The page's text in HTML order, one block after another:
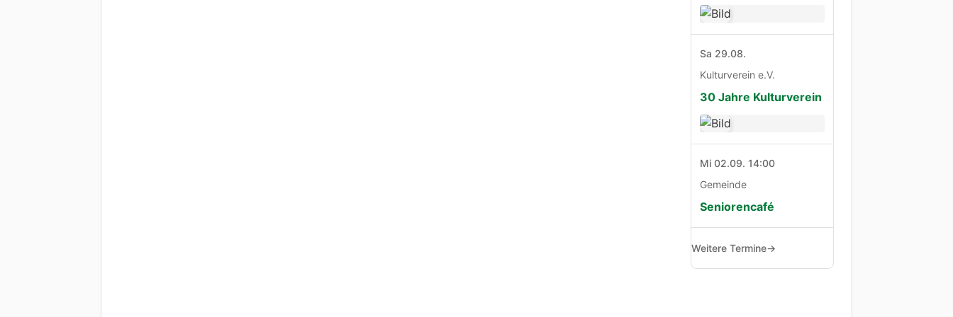
Sa 29.08.
Kulturverein e.V.
30 Jahre Kulturverein
Mi 02.09. 14:00
Gemeinde
Seniorencafé
Weitere Termine→